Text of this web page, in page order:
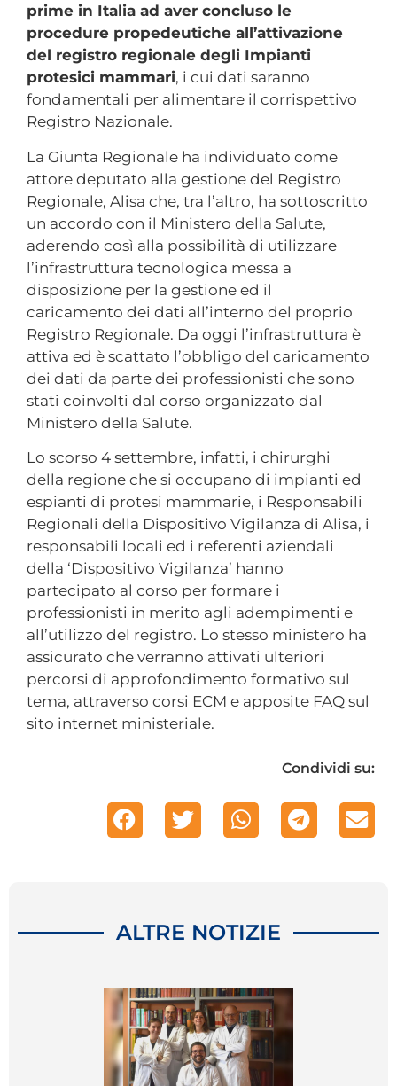
prime in Italia ad aver concluso le
procedure propedeutiche all’attivazione
del registro regionale degli Impianti
protesici mammari, i cui dati saranno
fondamentali per alimentare il corrispettivo
Registro Nazionale.
La Giunta Regionale ha individuato come
attore deputato alla gestione del Registro
Regionale, Alisa che, tra l’altro, ha sottoscritto
un accordo con il Ministero della Salute,
aderendo così alla possibilità di utilizzare
l’infrastruttura tecnologica messa a
disposizione per la gestione ed il
caricamento dei dati all’interno del proprio
Registro Regionale. Da oggi l’infrastruttura è
attiva ed è scattato l’obbligo del caricamento
dei dati da parte dei professionisti che sono
stati coinvolti dal corso organizzato dal
Ministero della Salute.
Lo scorso 4 settembre, infatti, i chirurghi
della regione che si occupano di impianti ed
espianti di protesi mammarie, i Responsabili
Regionali della Dispositivo Vigilanza di Alisa, i
responsabili locali ed i referenti aziendali
della ‘Dispositivo Vigilanza’ hanno
partecipato al corso per formare i
professionisti in merito agli adempimenti e
all’utilizzo del registro. Lo stesso ministero ha
assicurato che verranno attivati ulteriori
percorsi di approfondimento formativo sul
tema, attraverso corsi ECM e apposite FAQ sul
sito internet ministeriale.
Condividi su:
ALTRE NOTIZIE